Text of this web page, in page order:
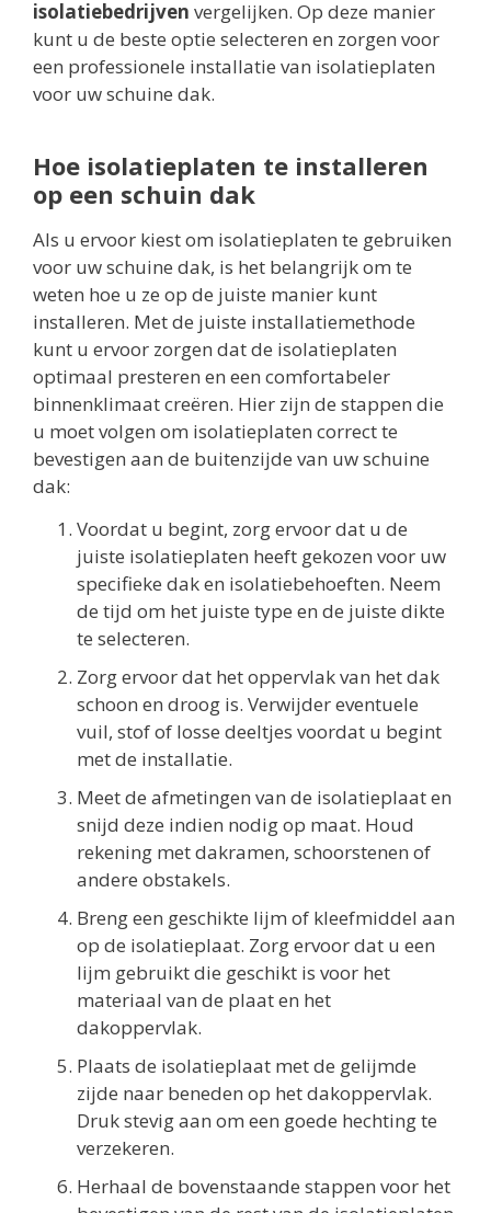
isolatiebedrijven vergelijken. Op deze manier
kunt u de beste optie selecteren en zorgen voor
een professionele installatie van isolatieplaten
voor uw schuine dak.
Hoe isolatieplaten te installeren
op een schuin dak
Als u ervoor kiest om isolatieplaten te gebruiken
voor uw schuine dak, is het belangrijk om te
weten hoe u ze op de juiste manier kunt
installeren. Met de juiste installatiemethode
kunt u ervoor zorgen dat de isolatieplaten
optimaal presteren en een comfortabeler
binnenklimaat creëren. Hier zijn de stappen die
u moet volgen om isolatieplaten correct te
bevestigen aan de buitenzijde van uw schuine
dak:
Voordat u begint, zorg ervoor dat u de
juiste isolatieplaten heeft gekozen voor uw
specifieke dak en isolatiebehoeften. Neem
de tijd om het juiste type en de juiste dikte
te selecteren.
Zorg ervoor dat het oppervlak van het dak
schoon en droog is. Verwijder eventuele
vuil, stof of losse deeltjes voordat u begint
met de installatie.
Meet de afmetingen van de isolatieplaat en
snijd deze indien nodig op maat. Houd
rekening met dakramen, schoorstenen of
andere obstakels.
Breng een geschikte lijm of kleefmiddel aan
op de isolatieplaat. Zorg ervoor dat u een
lijm gebruikt die geschikt is voor het
materiaal van de plaat en het
dakoppervlak.
Plaats de isolatieplaat met de gelijmde
zijde naar beneden op het dakoppervlak.
Druk stevig aan om een goede hechting te
verzekeren.
Herhaal de bovenstaande stappen voor het